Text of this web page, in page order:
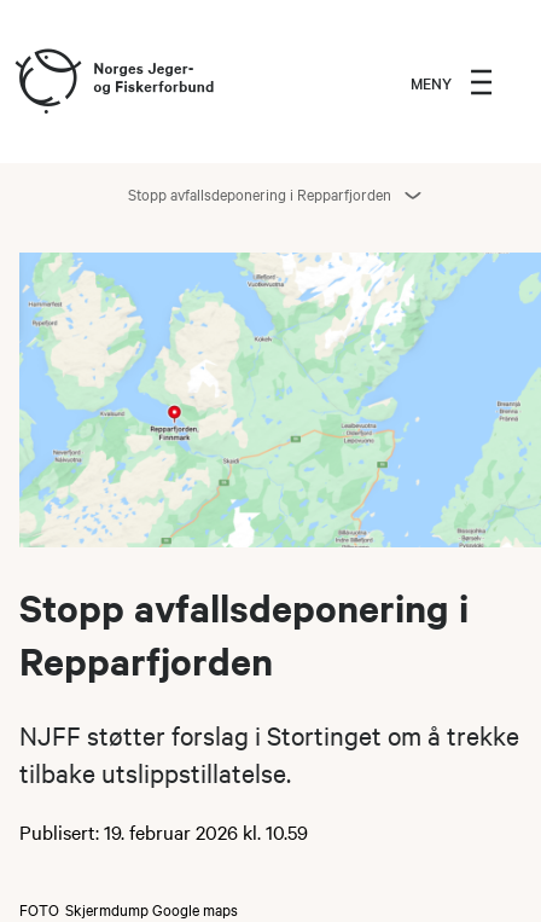
MENY
Stopp avfallsdeponering i Repparfjorden
Stopp avfallsdeponering i
Repparfjorden
NJFF støtter forslag i Stortinget om å trekke
tilbake utslippstillatelse.
Publisert: 19. februar 2026 kl. 10.59
FOTO Skjermdump Google maps